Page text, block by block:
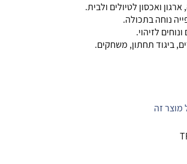
ואכסון לטיולים ולבית.
נוחה בתכולה.
ביגוד תחתון, משחקים.
מוצר זה